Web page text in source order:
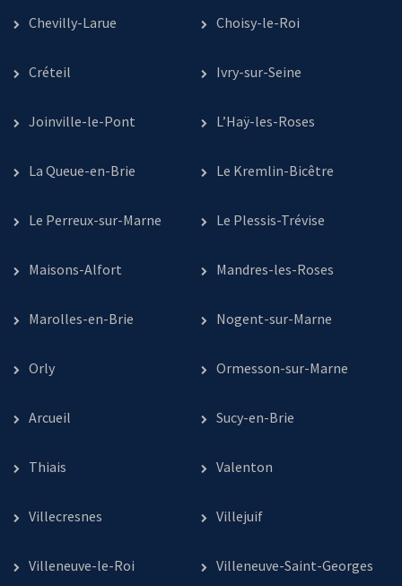
Chevilly-Larue Choisy-le-Roi
Créteil Ivry-sur-Seine
Joinville-le-Pont L’Haÿ-les-Roses
La Queue-en-Brie Le Kremlin-Bicêtre
Le Perreux-sur-Marne Le Plessis-Trévise
Maisons-Alfort Mandres-les-Roses
Marolles-en-Brie Nogent-sur-Marne
Orly Ormesson-sur-Marne
Arcueil Sucy-en-Brie
Thiais Valenton
Villecresnes Villejuif
Villeneuve-le-Roi Villeneuve-Saint-Georges